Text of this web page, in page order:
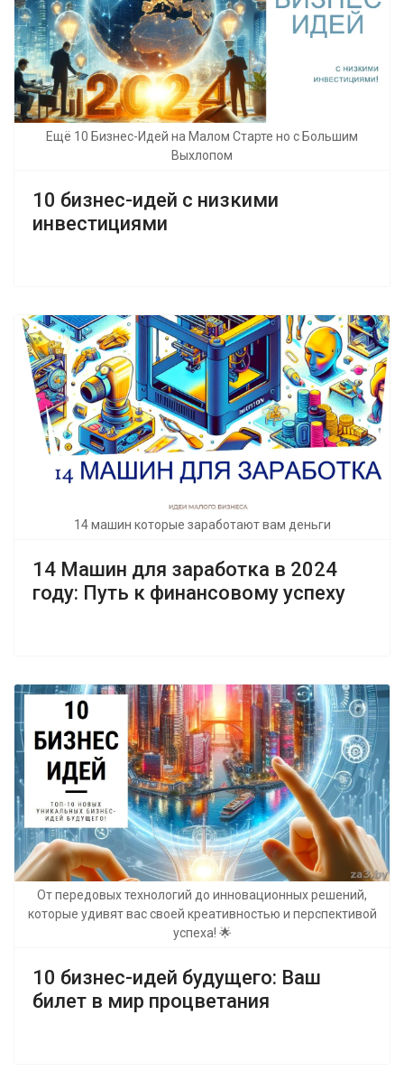
Ещё 10 Бизнес-Идей на Малом Старте но с Большим
Выхлопом
10 бизнес-идей с низкими
инвестициями
14 машин которые заработают вам деньги
14 Машин для заработка в 2024
году: Путь к финансовому успеху
От передовых технологий до инновационных решений,
которые удивят вас своей креативностью и перспективой
успеха! 🌟
10 бизнес-идей будущего: Ваш
билет в мир процветания